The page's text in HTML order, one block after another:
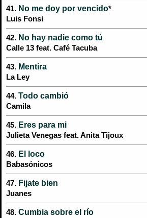
41. No me doy por vencido*
Luis Fonsi
42. No hay nadie como tú
Calle 13 feat. Café Tacuba
43. Mentira
La Ley
44. Todo cambió
Camila
45. Eres para mi
Julieta Venegas feat. Anita Tijoux
46. El loco
Babasónicos
47. Fijate bien
Juanes
48. Cumbia sobre el río